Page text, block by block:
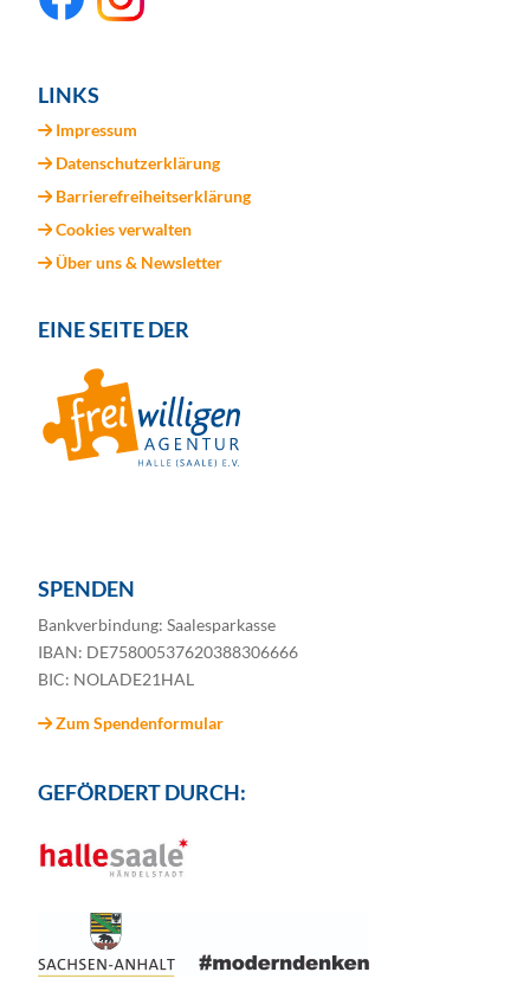
LINKS
Impressum
Datenschutzerklärung
Barrierefreiheitserklärung
Cookies verwalten
Über uns & Newsletter
EINE SEITE DER
SPENDEN
Bankverbindung: Saalesparkasse
IBAN: DE75800537620388306666
BIC: NOLADE21HAL
Zum Spendenformular
GEFÖRDERT DURCH: